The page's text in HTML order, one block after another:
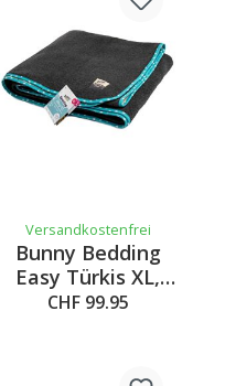
Versandkostenfrei
Bunny Bedding
Easy Türkis XL,
140x140cm
CHF 99.95